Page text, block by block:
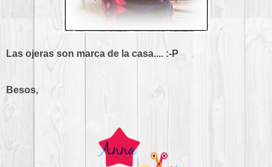
Las ojeras son marca de la casa.... :-P
Besos,